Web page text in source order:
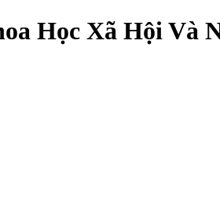
Học Xã Hội Và